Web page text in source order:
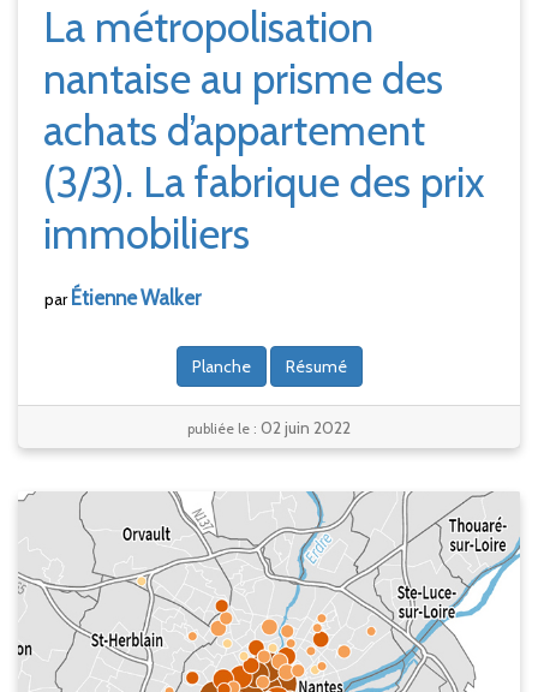
La métropolisation
nantaise au prisme des
achats d’appartement
(3/3). La fabrique des prix
immobiliers
par ÉtienneWalker
Planche Résumé
publiée le : 02 juin 2022